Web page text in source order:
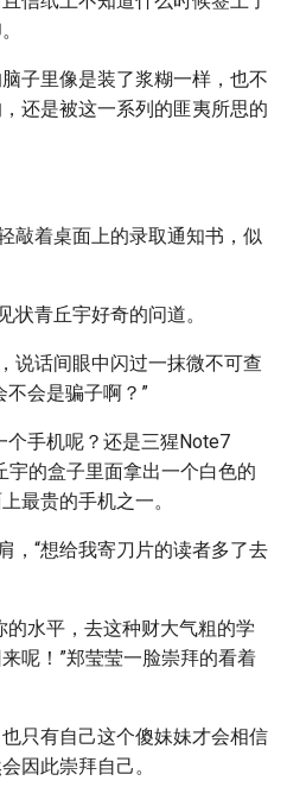
子里像是装了浆糊一样，也不
还是被这一系列的匪夷所思的
敲着桌面上的录取通知书，似
状青丘宇好奇的问道。
说话间眼中闪过一抹微不可查
不会是骗子啊？”
个手机呢？还是三猩Note7
宇的盒子里面拿出一个白色的
最贵的手机之一。
，“想给我寄刀片的读者多了去
的水平，去这种财大气粗的学
呢！”郑莹莹一脸崇拜的看着
只有自己这个傻妹妹才会相信
因此崇拜自己。